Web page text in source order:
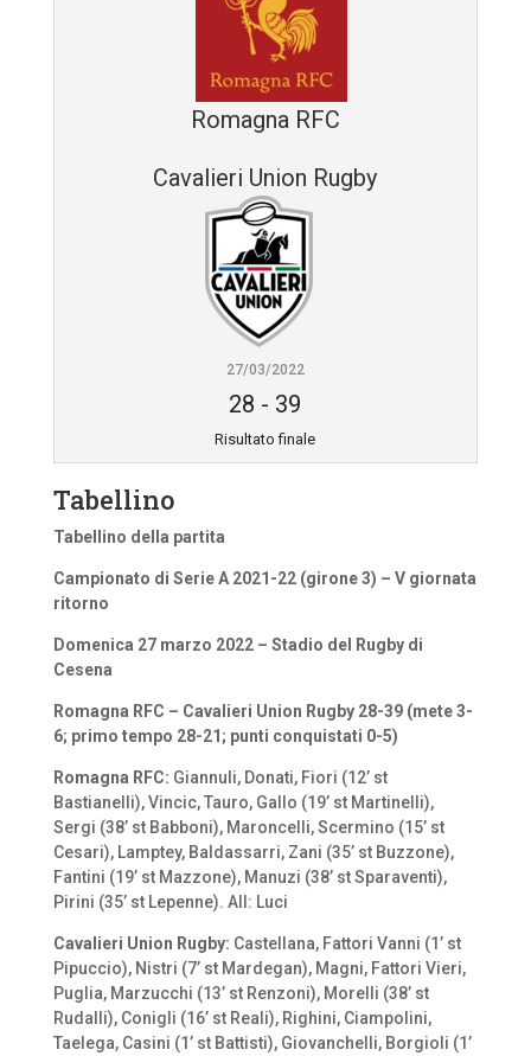
Romagna RFC
Cavalieri Union Rugby
27/03/2022
28 - 39
Risultato finale
Tabellino
Tabellino della partita
Campionato di Serie A 2021-22 (girone 3) – V giornata
ritorno
Domenica 27 marzo 2022 – Stadio del Rugby di
Cesena
Romagna RFC – Cavalieri Union Rugby 28-39 (mete 3-
6; primo tempo 28-21; punti conquistati 0-5)
Romagna RFC: Giannuli, Donati, Fiori (12’ st
Bastianelli), Vincic, Tauro, Gallo (19’ st Martinelli),
Sergi (38’ st Babboni), Maroncelli, Scermino (15’ st
Cesari), Lamptey, Baldassarri, Zani (35’ st Buzzone),
Fantini (19’ st Mazzone), Manuzi (38’ st Sparaventi),
Pirini (35’ st Lepenne). All: Luci
Cavalieri Union Rugby: Castellana, Fattori Vanni (1’ st
Pipuccio), Nistri (7’ st Mardegan), Magni, Fattori Vieri,
Puglia, Marzucchi (13’ st Renzoni), Morelli (38’ st
Rudalli), Conigli (16’ st Reali), Righini, Ciampolini,
Taelega, Casini (1’ st Battisti), Giovanchelli, Borgioli (1’